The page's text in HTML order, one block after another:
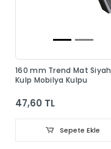
160 mm Trend Mat Siyah
Kulp Mobilya Kulpu
47,60 TL
Sepete Ekle